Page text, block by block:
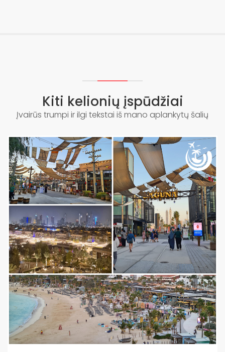
Kiti kelionių įspūdžiai
Įvairūs trumpi ir ilgi tekstai iš mano aplankytų šalių